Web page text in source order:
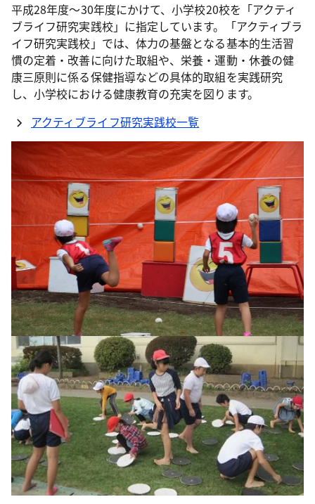
平成28年度～30年度にかけて、小学校20校を「アクティ
ブライフ研究実践校」に指定しています。「アクティブラ
イフ研究実践校」では、体力の基盤となる基本的生活習
慣の定着・改善に向けた取組や、栄養・運動・休養の健
康三原則に係る保健指導などの具体的取組を実践研究
し、小学校における健康教育の充実を図ります。
アクティブライフ研究実践校一覧